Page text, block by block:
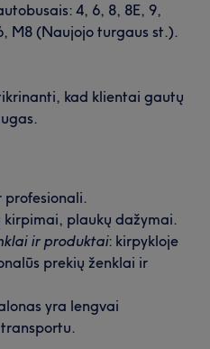
4, 6, 8, 8E, 9,
M8 (Naujojo turgaus st.).
kad klientai gautų
profesionali.
kirpimai, plaukų dažymai.
ir produktai: kirpykloje
prekių ženklai ir
yra lengvai